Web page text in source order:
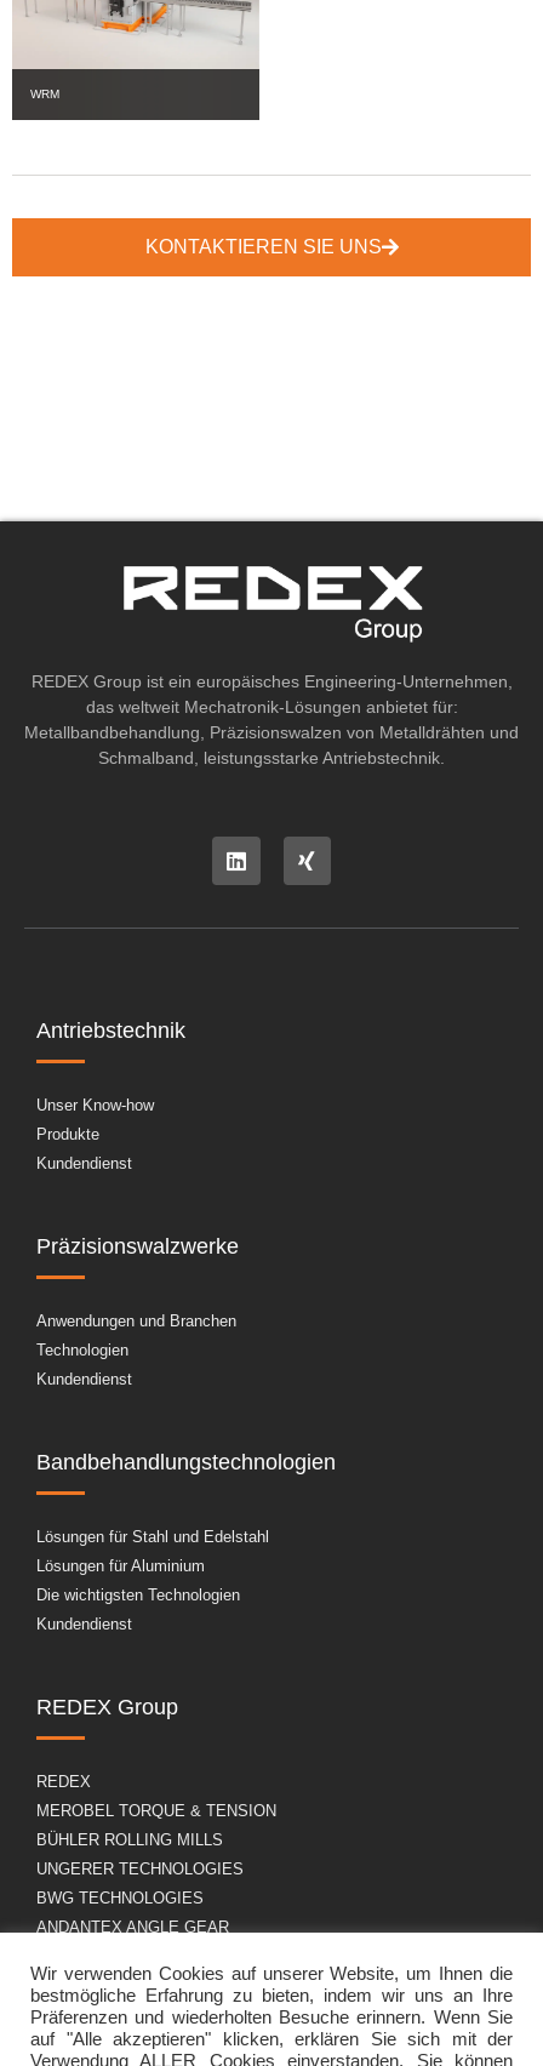
WRM
KONTAKTIEREN SIE UNS
REDEX Group ist ein europäisches Engineering-Unternehmen,
das weltweit Mechatronik-Lösungen anbietet für:
Metallbandbehandlung, Präzisionswalzen von Metalldrähten und
Schmalband, leistungsstarke Antriebstechnik.
Antriebstechnik
Unser Know-how
Produkte
Kundendienst
Präzisionswalzwerke
Anwendungen und Branchen
Technologien
Kundendienst
Bandbehandlungstechnologien
Lösungen für Stahl und Edelstahl
Lösungen für Aluminium
Die wichtigsten Technologien
Kundendienst
REDEX Group
REDEX
MEROBEL TORQUE & TENSION
BÜHLER ROLLING MILLS
UNGERER TECHNOLOGIES
BWG TECHNOLOGIES
ANDANTEX ANGLE GEAR
Über uns DSGVO
Wir verwenden Cookies auf unserer Website, um Ihnen die
bestmögliche Erfahrung zu bieten, indem wir uns an Ihre
Präferenzen und wiederholten Besuche erinnern. Wenn Sie
auf "Alle akzeptieren" klicken, erklären Sie sich mit der
Verwendung ALLER Cookies einverstanden. Sie können